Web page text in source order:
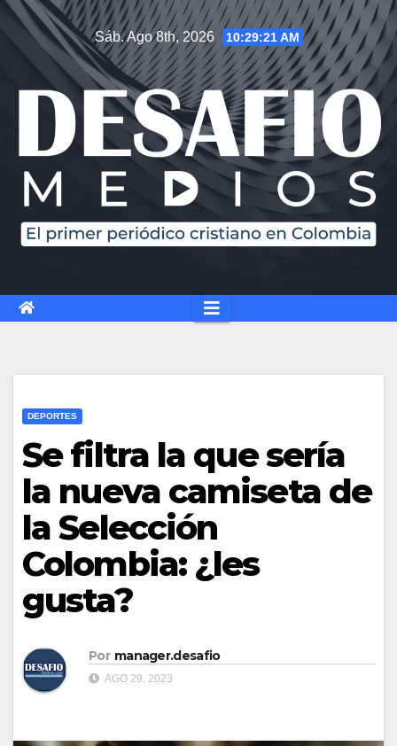
Sáb. Ago 8th, 2026 10:29:21 AM
DEPORTES
Se filtra la que sería
la nueva camiseta de
la Selección
Colombia: ¿les
gusta?
Por manager.desafio
AGO 29, 2023